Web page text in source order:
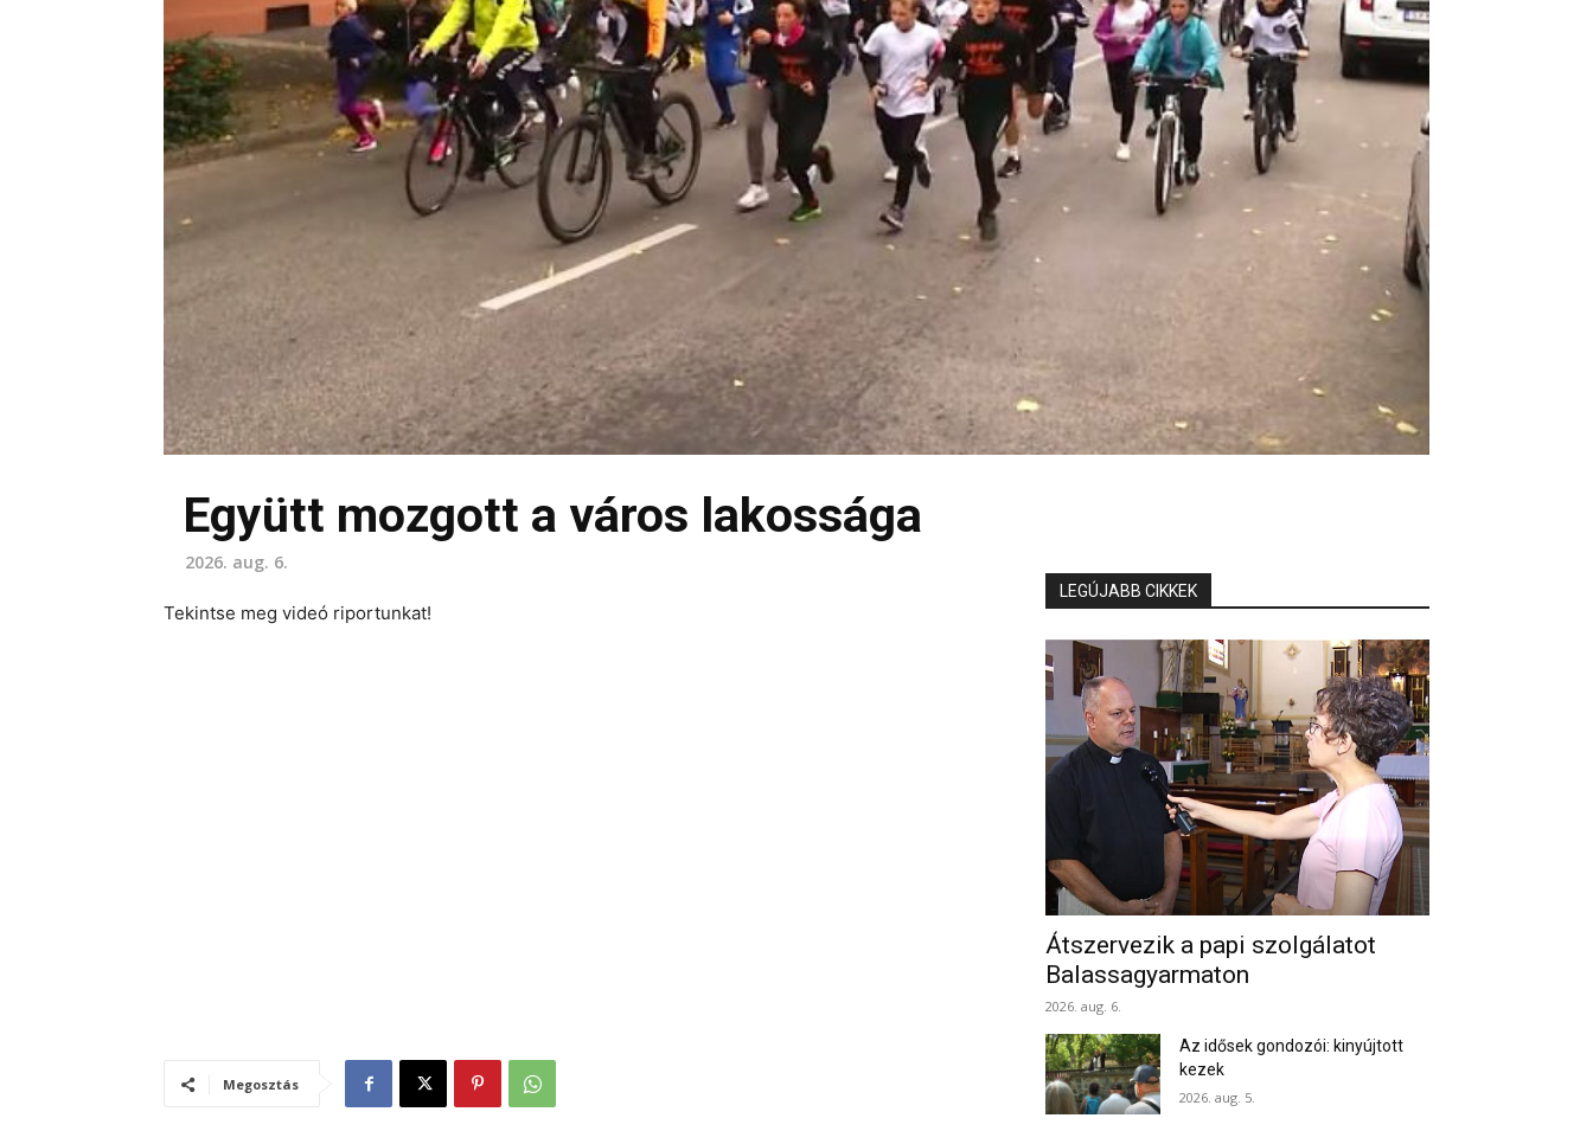
Együtt mozgott a város lakossága
2026. aug. 6.
Tekintse meg videó riportunkat!
Megosztás
LEGÚJABB CIKKEK
Átszervezik a papi szolgálatot
Balassagyarmaton
2026. aug. 6.
Az idősek gondozói: kinyújtott
kezek
2026. aug. 5.